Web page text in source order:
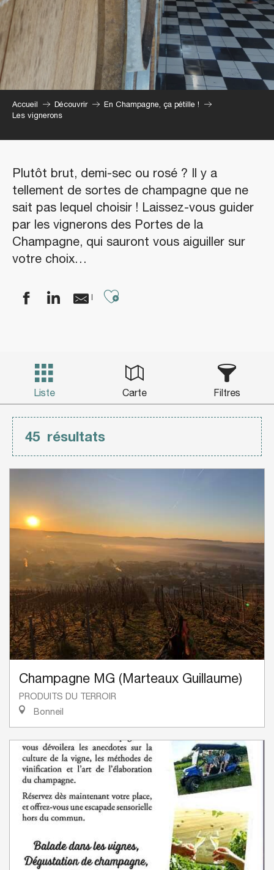
Accueil Découvrir
En Champagne, ça pétille !
Les vignerons
Plutôt brut, demi-sec ou rosé ? Il y a
tellement de sortes de champagne que ne
sait pas lequel choisir ! Laissez-vous guider
par les vignerons des Portes de la
Champagne, qui sauront vous aiguiller sur
votre choix…
Ajouter aux favoris
Liste Carte Filtres
45 résultats
Champagne MG (Marteaux Guillaume)
PRODUITS DU TERROIR
Bonneil